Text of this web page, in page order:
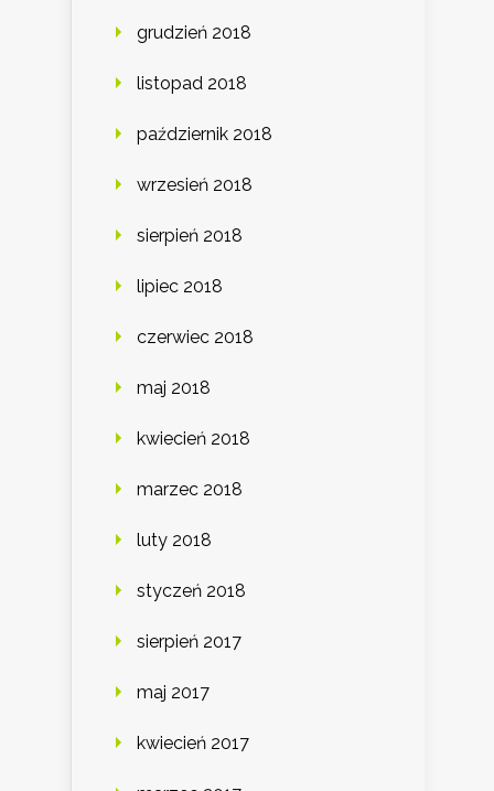
grudzień 2018
listopad 2018
październik 2018
wrzesień 2018
sierpień 2018
lipiec 2018
czerwiec 2018
maj 2018
kwiecień 2018
marzec 2018
luty 2018
styczeń 2018
sierpień 2017
maj 2017
kwiecień 2017